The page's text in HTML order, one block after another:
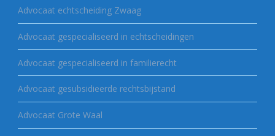
Advocaat echtscheiding Zwaag
Advocaat gespecialiseerd in echtscheidingen
Advocaat gespecialiseerd in familierecht
Advocaat gesubsidieerde rechtsbijstand
Advocaat Grote Waal